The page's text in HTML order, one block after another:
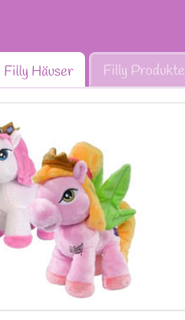
Filly Häuser Filly Produkte